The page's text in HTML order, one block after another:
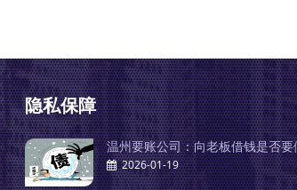
隐私保障
温州要账公司：向老板借钱是否要
2026-01-19